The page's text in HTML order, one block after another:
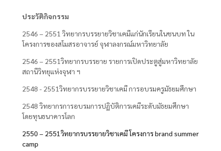
ประวัติกิจกรรม
2546 – 2551 วิทยากรบรรยายวิชาเคมีแก่นักเรียนในชนบท ใน
โครงการของสโมสรอาจารย์ จุฬาลงกรณ์มหาวิทยาลัย
2546 – 2551วิทยากรบรรยาย รายการเปิดประตูสู่มหาวิทยาลัย
สถานีวิทยุแห่งจุฬา ฯ
2548 - 2551วิทยากรบรรยายวิชาเคมี การอบรมครูมัธยมศึกษา
2548 วิทยากรการอบรมการปฏิบัติการเคมีระดับมัธยมศึกษา
โดยทุนธนาคารโลก
2550 – 2551วิทยากรบรรยายวิชาเคมี โครงการ brand summer
camp